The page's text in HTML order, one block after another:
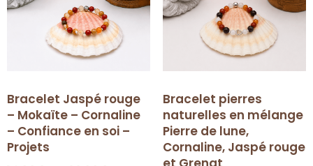
Bracelet Jaspé rouge
– Mokaïte – Cornaline
– Confiance en soi –
Projets
Bracelet pierres
naturelles en mélange
Pierre de lune,
Cornaline, Jaspé rouge